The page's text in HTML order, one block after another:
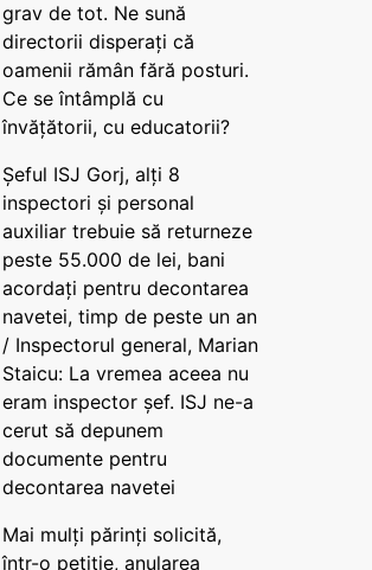
grav de tot. Ne sună
directorii disperați că
oamenii rămân fără posturi.
Ce se întâmplă cu
învățătorii, cu educatorii?
Șeful ISJ Gorj, alți 8
inspectori și personal
auxiliar trebuie să returneze
peste 55.000 de lei, bani
acordați pentru decontarea
navetei, timp de peste un an
/ Inspectorul general, Marian
Staicu: La vremea aceea nu
eram inspector șef. ISJ ne-a
cerut să depunem
documente pentru
decontarea navetei
Mai mulți părinți solicită,
într-o petiție, anularea